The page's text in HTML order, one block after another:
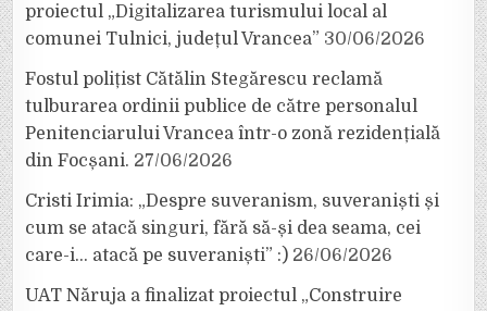
proiectul „Digitalizarea turismului local al
comunei Tulnici, județul Vrancea” 30/06/2026
Fostul polițist Cătălin Stegărescu reclamă
tulburarea ordinii publice de către personalul
Penitenciarului Vrancea într-o zonă rezidențială
din Focșani. 27/06/2026
Cristi Irimia: „Despre suveranism, suveraniști și
cum se atacă singuri, fără să-și dea seama, cei
care-i… atacă pe suveraniști” :) 26/06/2026
UAT Năruja a finalizat proiectul „Construire